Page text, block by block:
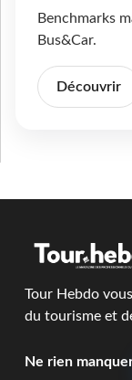
Benchmarks
Bus&Car.
Découvrir
Tour Hebdo
du tourisme et
Ne rien